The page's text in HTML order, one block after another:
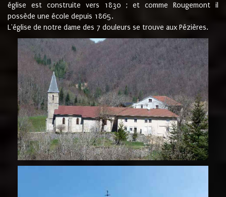
église est construite vers 1830 ; et comme Rougemont il
possède une école depuis 1865.
L'église de notre dame des 7 douleurs se trouve aux Pézières.